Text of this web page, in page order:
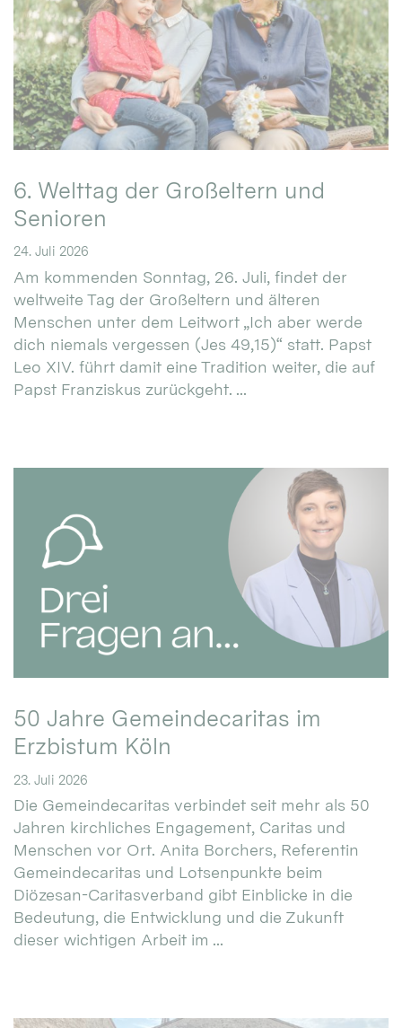
6. Welttag der Großeltern und
Senioren
24. Juli 2026
Am kommenden Sonntag, 26. Juli, findet der
weltweite Tag der Großeltern und älteren
Menschen unter dem Leitwort „Ich aber werde
dich niemals vergessen (Jes 49,15)“ statt. Papst
Leo XIV. führt damit eine Tradition weiter, die auf
Papst Franziskus zurückgeht. ...
50 Jahre Gemeindecaritas im
Erzbistum Köln
23. Juli 2026
Die Gemeindecaritas verbindet seit mehr als 50
Jahren kirchliches Engagement, Caritas und
Menschen vor Ort. Anita Borchers, Referentin
Gemeindecaritas und Lotsenpunkte beim
Diözesan-Caritasverband gibt Einblicke in die
Bedeutung, die Entwicklung und die Zukunft
dieser wichtigen Arbeit im ...